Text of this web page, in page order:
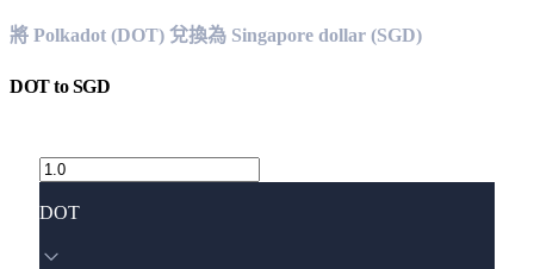
將 Polkadot (DOT) 兌換為 Singapore dollar (SGD)
DOTtoSGD
DOT